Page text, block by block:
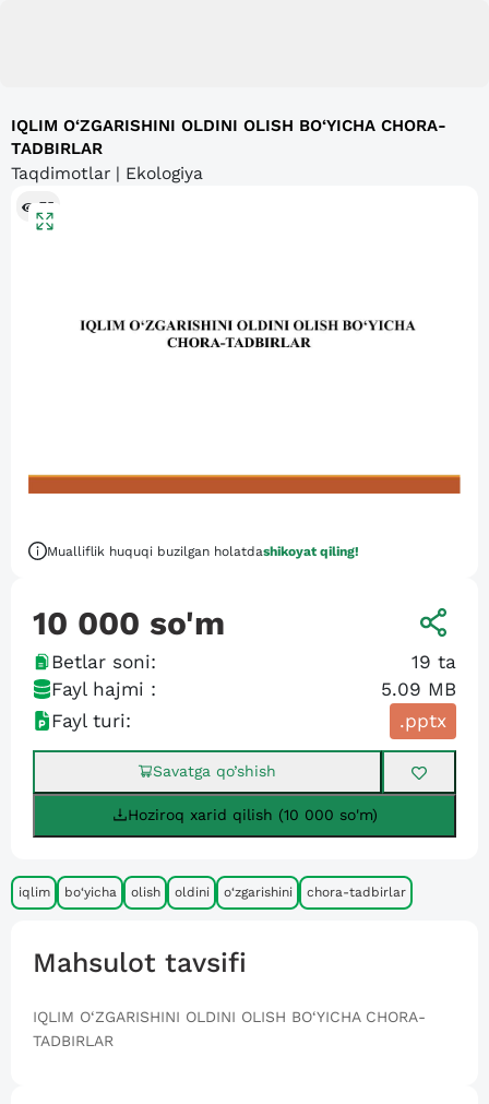
IQLIM O‘ZGARISHINI OLDINI OLISH BO‘YICHA CHORA-
TADBIRLAR
Taqdimotlar | Ekologiya
75
Mualliflik huquqi buzilgan holatdashikoyat qiling!
10 000 so'm
Betlar soni: 19 ta
Fayl hajmi :
5.09 MB
Fayl turi:
.pptx
Savatga qo’shish
Hoziroq xarid qilish (10 000 so'm)
iqlim bo‘yicha olish oldini o‘zgarishini chora-tadbirlar
Mahsulot tavsifi
IQLIM O‘ZGARISHINI OLDINI OLISH BO‘YICHA CHORA-
TADBIRLAR